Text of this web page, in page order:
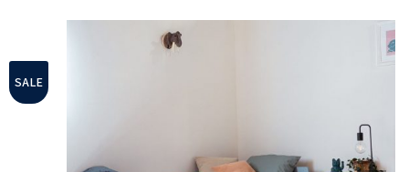
SALE